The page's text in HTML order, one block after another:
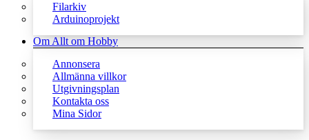
Filarkiv
Arduinoprojekt
Om Allt om Hobby
Annonsera
Allmänna villkor
Utgivningsplan
Kontakta oss
Mina Sidor